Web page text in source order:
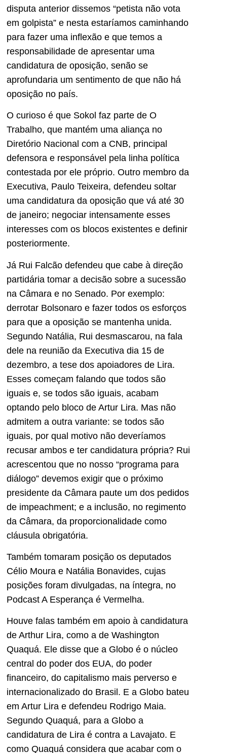
disputa anterior dissemos “petista não vota
em golpista” e nesta estaríamos caminhando
para fazer uma inflexão e que temos a
responsabilidade de apresentar uma
candidatura de oposição, senão se
aprofundaria um sentimento de que não há
oposição no país.
O curioso é que Sokol faz parte de O
Trabalho, que mantém uma aliança no
Diretório Nacional com a CNB, principal
defensora e responsável pela linha política
contestada por ele próprio. Outro membro da
Executiva, Paulo Teixeira, defendeu soltar
uma candidatura da oposição que vá até 30
de janeiro; negociar intensamente esses
interesses com os blocos existentes e definir
posteriormente.
Já Rui Falcão defendeu que cabe à direção
partidária tomar a decisão sobre a sucessão
na Câmara e no Senado. Por exemplo:
derrotar Bolsonaro e fazer todos os esforços
para que a oposição se mantenha unida.
Segundo Natália, Rui desmascarou, na fala
dele na reunião da Executiva dia 15 de
dezembro, a tese dos apoiadores de Lira.
Esses começam falando que todos são
iguais e, se todos são iguais, acabam
optando pelo bloco de Artur Lira. Mas não
admitem a outra variante: se todos são
iguais, por qual motivo não deveríamos
recusar ambos e ter candidatura própria? Rui
acrescentou que no nosso “programa para
diálogo” devemos exigir que o próximo
presidente da Câmara paute um dos pedidos
de impeachment; e a inclusão, no regimento
da Câmara, da proporcionalidade como
cláusula obrigatória.
Também tomaram posição os deputados
Célio Moura e Natália Bonavides, cujas
posições foram divulgadas, na íntegra, no
Podcast A Esperança é Vermelha.
Houve falas também em apoio à candidatura
de Arthur Lira, como a de Washington
Quaquá. Ele disse que a Globo é o núcleo
central do poder dos EUA, do poder
financeiro, do capitalismo mais perverso e
internacionalizado do Brasil. E a Globo bateu
em Artur Lira e defendeu Rodrigo Maia.
Segundo Quaquá, para a Globo a
candidatura de Lira é contra a Lavajato. E
como Quaquá considera que acabar com o